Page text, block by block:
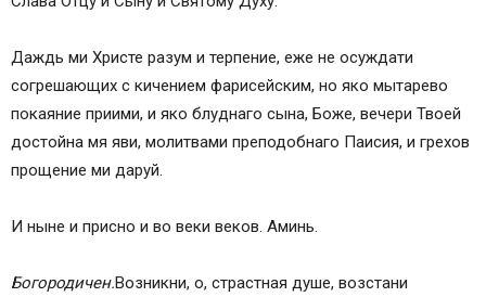
Даждь ми Христе разум и терпение, еже не осуждати
согрешающих с кичением фарисейским, но яко мытарево
покаяние приими, и яко блуднаго сына, Боже, вечери Твоей
достойна мя яви, молитвами преподобнаго Паисия, и грехов
прощение ми даруй.
И ныне и присно и во веки веков. Аминь.
Богородичен.Возникни, о, страстная душе, возстани